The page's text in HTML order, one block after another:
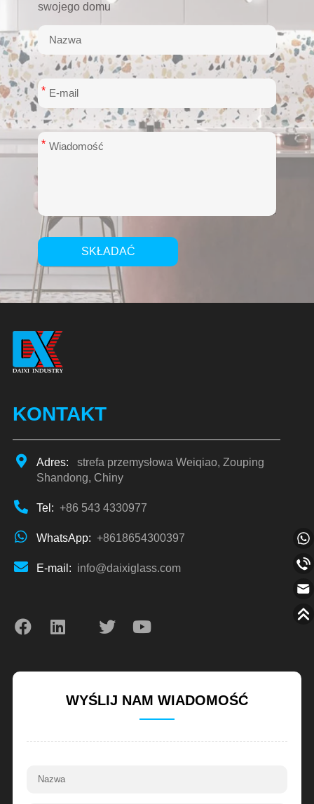
swojego domu
*
*
SKŁADAĆ
Alternative:
KONTAKT
Adres:
strefa przemysłowa Weiqiao, Zouping
Shandong, Chiny
Tel: +86 543 4330977
WhatsApp: +8618654300397
E-mail: info@daixiglass.com
WYŚLIJ NAM WIADOMOŚĆ